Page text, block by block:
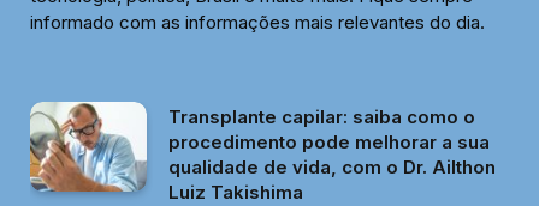
informado com as informações mais relevantes do dia.
Transplante capilar: saiba como o
procedimento pode melhorar a sua
qualidade de vida, com o Dr. Ailthon
Luiz Takishima